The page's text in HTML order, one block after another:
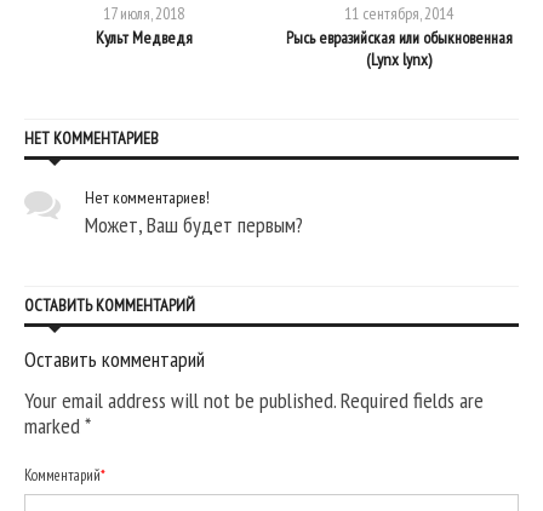
17 июля, 2018
Культ Медведя
11 сентября, 2014
Рысь евразийская или обыкновенная
(Lynx lynx)
НЕТ КОММЕНТАРИЕВ
Нет комментариев!
Может, Ваш будет первым?
ОСТАВИТЬ КОММЕНТАРИЙ
Оставить комментарий
Your email address will not be published. Required fields are
marked*
Комментарий*